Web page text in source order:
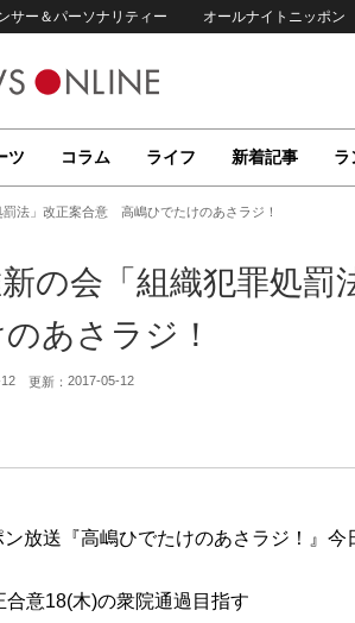
サー＆パーソナリティー オールナイトニッポン
ツ コラム ライフ 新着記事 ラ
法」改正案合意 高嶋ひでたけのあさラジ！
の会「組織犯罪処罰
あさラジ！
更新： 2017-05-12
放送『高嶋ひでたけのあさラジ！』
意18(木)の衆院通過目指す